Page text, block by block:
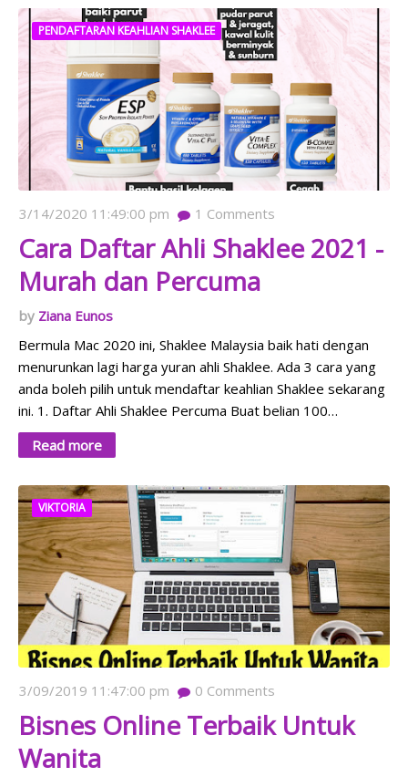
PENDAFTARAN KEAHLIAN SHAKLEE
3/14/2020 11:49:00 pm 1 Comments
Cara Daftar Ahli Shaklee 2021 -
Murah dan Percuma
Ziana Eunos
Bermula Mac 2020 ini, Shaklee Malaysia baik hati dengan
menurunkan lagi harga yuran ahli Shaklee. Ada 3 cara yang
anda boleh pilih untuk mendaftar keahlian Shaklee sekarang
ini. 1. Daftar Ahli Shaklee Percuma Buat belian 100…
Read more
VIKTORIA
3/09/2019 11:47:00 pm 0 Comments
Bisnes Online Terbaik Untuk
Wanita